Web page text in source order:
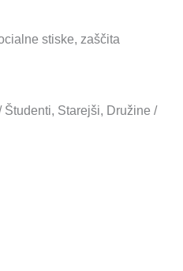
stiske, zaščita
Starejši, Družine /